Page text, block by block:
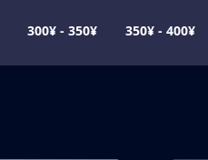
300¥ - 350¥ 350¥ - 400¥